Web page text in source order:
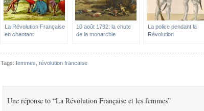
La Révolution Française
en chantant
10 août 1792: la chute
de la monarchie
La police pendant la
Révolution
Tags: femmes révolution francaise
Une réponse to “La Révolution Française et les femmes”